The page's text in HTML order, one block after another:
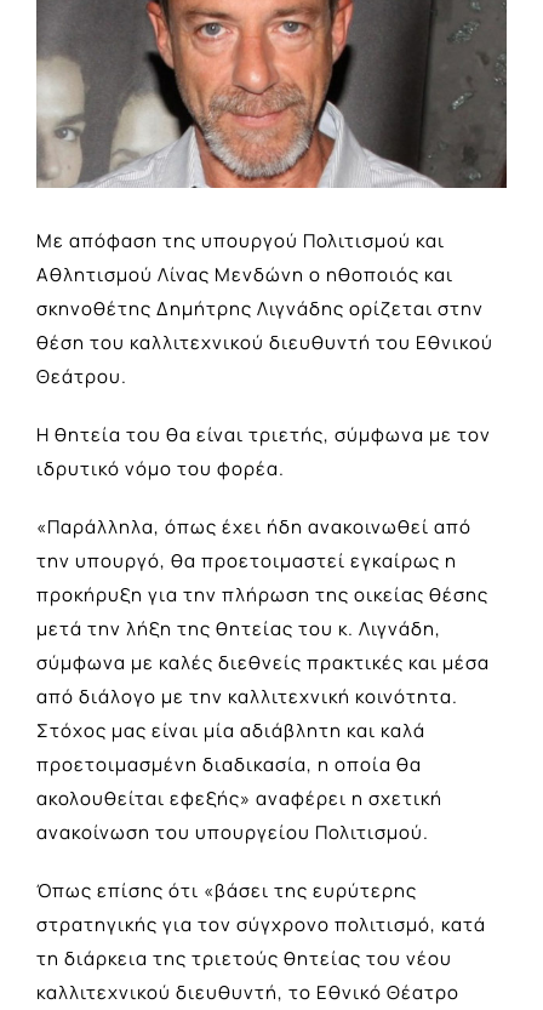
Image
Με απόφαση της υπουργού Πολιτισμού και
Αθλητισμού Λίνας Μενδώνη ο ηθοποιός και
σκηνοθέτης Δημήτρης Λιγνάδης ορίζεται στην
θέση του καλλιτεχνικού διευθυντή του Εθνικού
Θεάτρου.
Η θητεία του θα είναι τριετής, σύμφωνα με τον
ιδρυτικό νόμο του φορέα.
«Παράλληλα, όπως έχει ήδη ανακοινωθεί από
την υπουργό, θα προετοιμαστεί εγκαίρως η
προκήρυξη για την πλήρωση της οικείας θέσης
μετά την λήξη της θητείας του κ. Λιγνάδη,
σύμφωνα με καλές διεθνείς πρακτικές και μέσα
από διάλογο με την καλλιτεχνική κοινότητα.
Στόχος μας είναι μία αδιάβλητη και καλά
προετοιμασμένη διαδικασία, η οποία θα
ακολουθείται εφεξής» αναφέρει η σχετική
ανακοίνωση του υπουργείου Πολιτισμού.
Όπως επίσης ότι «βάσει της ευρύτερης
στρατηγικής για τον σύγχρονο πολιτισμό, κατά
τη διάρκεια της τριετούς θητείας του νέου
καλλιτεχνικού διευθυντή, το Εθνικό Θέατρο